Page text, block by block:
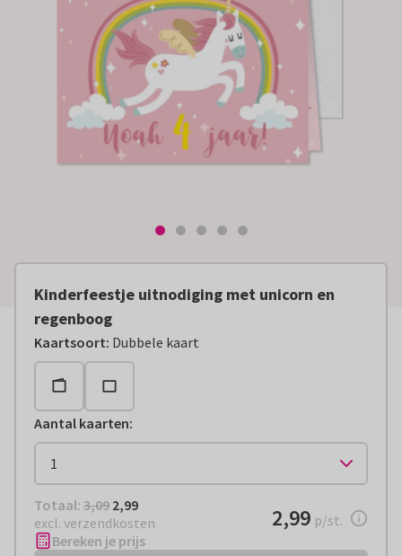
Kinderfeestje uitnodiging met unicorn en
regenboog
Kaartsoort: Dubbele kaart
Aantal kaarten:
Totaal: € 2,99
Totaal: 3,09 2,99
excl. verzendkosten
€ 2,99per stuk
2,99 p/st.
Bereken je prijs